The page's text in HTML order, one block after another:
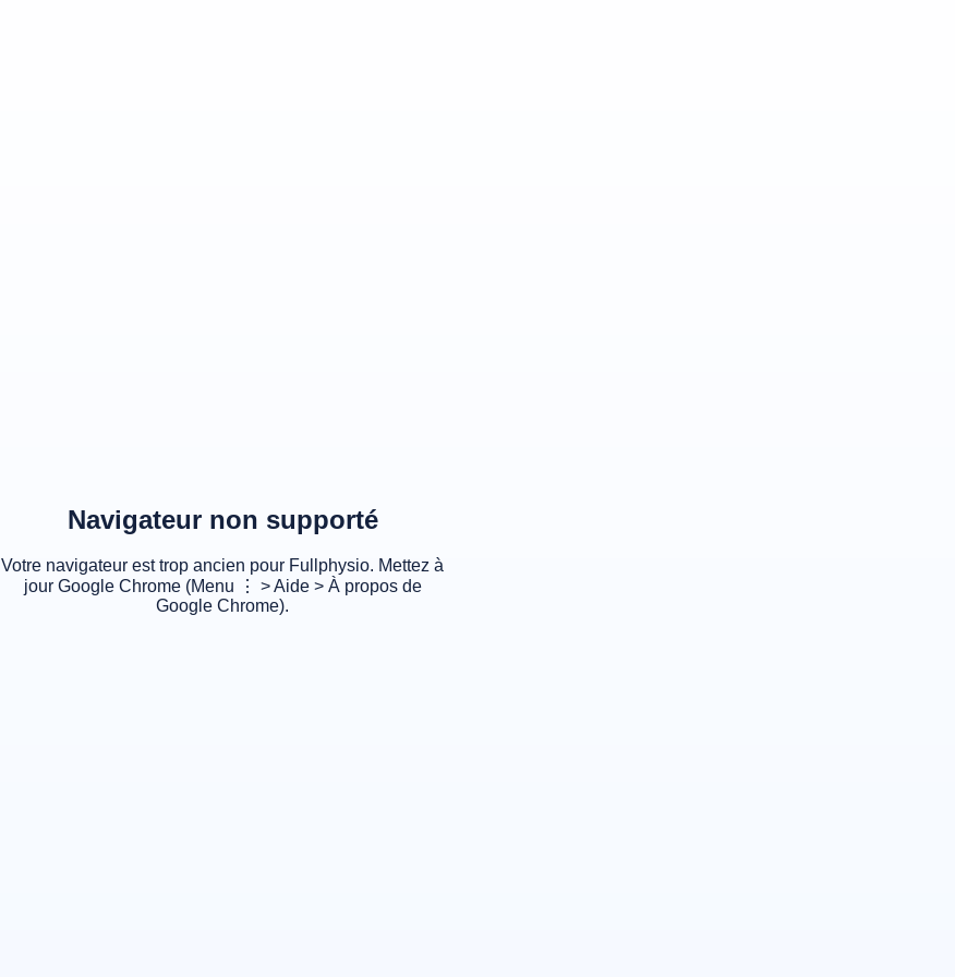
Navigateur non supporté
Votre navigateur est trop ancien pour Fullphysio. Mettez à
jour Google Chrome (Menu ⋮ > Aide > À propos de
Google Chrome).